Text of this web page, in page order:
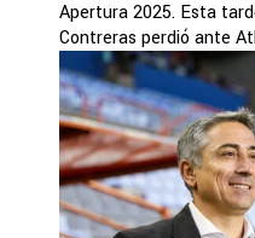
Apertura 2025. Esta
Contreras perdió ante